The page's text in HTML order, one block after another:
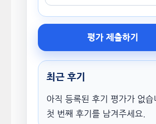
평가 제출하기
최근 후기
아직 등록된 후기 평가가 없습
첫 번째 후기를 남겨주세요.